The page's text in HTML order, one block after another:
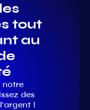
tout
au
notre
des
!